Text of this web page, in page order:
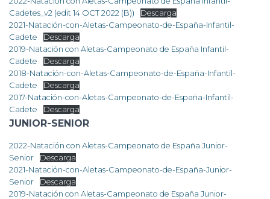
Cadetes_v2 (edit 14 OCT 2022 (B))
Descarga
2021-Natación-con-Aletas-Campeonato-de-España-Infantil-
Cadete
Descarga
2019-Natación con Aletas-Campeonato de España Infantil-
Cadete
Descarga
2018-Natación-con-Aletas-Campeonato-de-España-Infantil-
Cadete
Descarga
2017-Natación-con-Aletas-Campeonato-de-España-Infantil-
Cadete
Descarga
JUNIOR-SENIOR
2022-Natación con Aletas-Campeonato de España Junior-
Senior
Descarga
2021-Natación-con-Aletas-Campeonato-de-España-Junior-
Senior
Descarga
2019-Natación con Aletas-Campeonato de España Junior-